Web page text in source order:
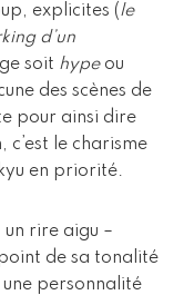
explicites (le
d’un
soit hypeou
des scènes de
pour ainsi dire
c’est le charisme
en priorité.
rire aigu –
de sa tonalité
une personnalité